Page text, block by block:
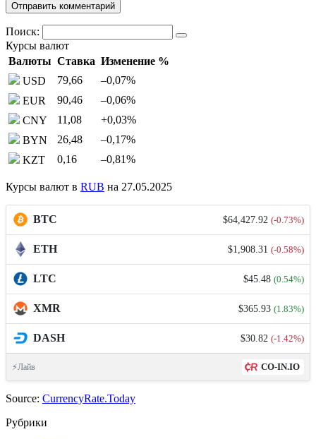
Поиск:
Курсы валют
Валюты Ставка Изменение %
USD
79,66 –0,07%
EUR
90,46 –0,06%
CNY
11,08 +0,03%
BYN
26,48 –0,17%
KZT
0,16 –0,81%
Курсы валют в RUB на 27.05.2025
BTC $64,427.92 (-0.73%)
ETH $1,908.31 (-0.58%)
LTC $45.48 (0.54%)
XMR $365.93 (1.83%)
DASH $30.82 (-1.42%)
⚡Лайв CO-IN.IO
Source: CurrencyRate.Today
Рубрики